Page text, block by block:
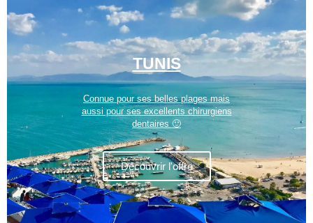
TUNIS
Connue pour ses belles plages mais
aussi pour ses excellents chirurgiens
dentaires 🙂
Découvrir l'offre